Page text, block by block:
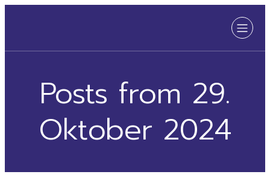
Posts from 29.
Oktober 2024